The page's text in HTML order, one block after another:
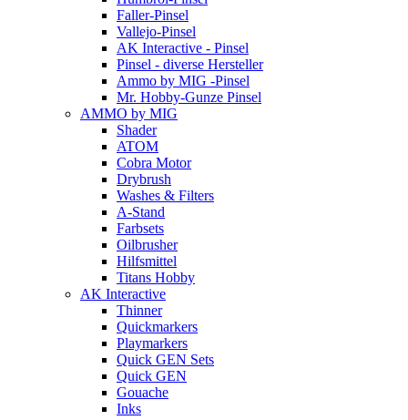
Faller-Pinsel
Vallejo-Pinsel
AK Interactive - Pinsel
Pinsel - diverse Hersteller
Ammo by MIG -Pinsel
Mr. Hobby-Gunze Pinsel
AMMO by MIG
Shader
ATOM
Cobra Motor
Drybrush
Washes & Filters
A-Stand
Farbsets
Oilbrusher
Hilfsmittel
Titans Hobby
AK Interactive
Thinner
Quickmarkers
Playmarkers
Quick GEN Sets
Quick GEN
Gouache
Inks